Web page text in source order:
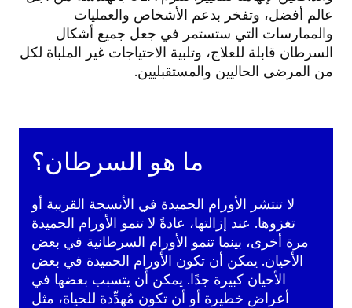
عالم أفضل، وتفخر بدعم الأشخاص والعمليات
والممارسات التي ستستمر في جعل جميع أشكال
السرطان قابلة للعلاج، وتلبية الاحتياجات غير الملباة لكل
من المرضى الحاليين والمستقبليين.
ما هو السرطان؟
لا تنتشر الأورام الحميدة في الأنسجة القريبة أو
تغزوها. عند إزالتها، عادةً لا تنمو الأورام الحميدة
مرة أخرى، بينما تنمو الأورام السرطانية في بعض
الأحيان. يمكن أن تكون الأورام الحميدة في بعض
الأحيان كبيرة جدًا. يمكن أن يتسبب بعضها في
أعراض خطيرة أو أن تكون مُهدِّدة للحياة، مثل